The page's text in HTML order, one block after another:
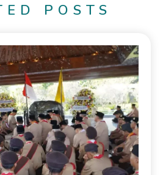
POSTS